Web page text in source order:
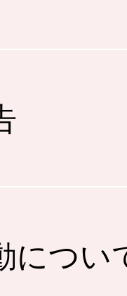
につい